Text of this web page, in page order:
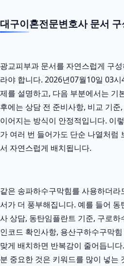
대구이혼전문변호사 문서
광교피부과 문서를 자연스럽게 구
라야 합니다. 2026년07월10일 03
제를 설명하고, 다음 부분에서는 기
후에는 상담 전 준비사항, 비교 기
이어지는 방식이 안정적입니다. 이
가 여러 번 들어가도 단순 나열처럼
서 자연스럽게 배치됩니다.
같은 송파하수구막힘를 사용하더
서가 더 풍부해집니다. 예를 들어
사 상담, 동탄임플란트 기준, 구로
인코드 확인사항, 용산구하수구막
맞게 배치하면 반복감이 줄어듭니
분 중요한 것은 키워드를 많이 넣는